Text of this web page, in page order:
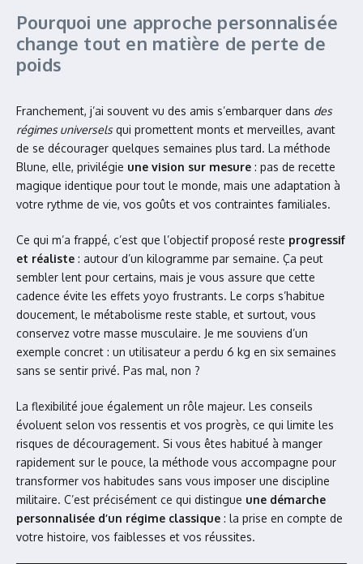
Pourquoi une approche personnalisée
change tout en matière de perte de
poids
Franchement, j’ai souvent vu des amis s’embarquer dans des
régimes universelsqui promettent monts et merveilles, avant
de se décourager quelques semaines plus tard. La méthode
Blune, elle, privilégie une vision sur mesure : pas de recette
magique identique pour tout le monde, mais une adaptation à
votre rythme de vie, vos goûts et vos contraintes familiales.
Ce qui m’a frappé, c’est que l’objectif proposé reste progressif
et réaliste : autour d’un kilogramme par semaine. Ça peut
sembler lent pour certains, mais je vous assure que cette
cadence évite les effets yoyo frustrants. Le corps s’habitue
doucement, le métabolisme reste stable, et surtout, vous
conservez votre masse musculaire. Je me souviens d’un
exemple concret : un utilisateur a perdu 6 kg en six semaines
sans se sentir privé. Pas mal, non ?
La flexibilité joue également un rôle majeur. Les conseils
évoluent selon vos ressentis et vos progrès, ce qui limite les
risques de découragement. Si vous êtes habitué à manger
rapidement sur le pouce, la méthode vous accompagne pour
transformer vos habitudes sans vous imposer une discipline
militaire. C’est précisément ce qui distingue une démarche
personnalisée d’un régime classique : la prise en compte de
votre histoire, vos faiblesses et vos réussites.